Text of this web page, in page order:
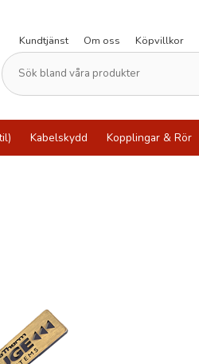
Kundtjänst
Om oss Köpvillkor
Kabelskydd Kopplingar & Rör